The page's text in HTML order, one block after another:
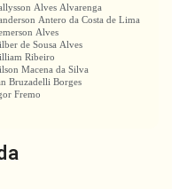
Alves Alvarenga
Antero da Costa de Lima
Alves
de Sousa Alves
Ribeiro
Macena da Silva
Bruzadelli Borges
Fremo